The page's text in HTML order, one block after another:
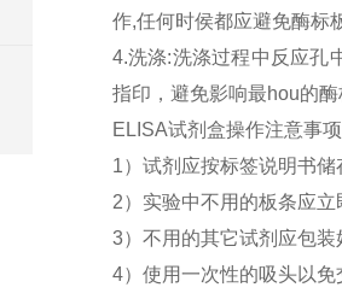
作,任何时侯都应避免酶标
4.洗涤:洗涤过程中反应孔
指印，避免影响最hou的酶
ELISA试剂盒操作注意事项
1）试剂应按标签说明书储
2）实验中不用的板条应立
3）不用的其它试剂应包装
4）使用一次性的吸头以免